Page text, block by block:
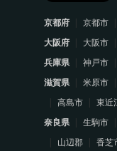
京都府 京都市
大阪府
大阪市
兵庫県
神戸市
滋賀県
米原市
高島市
東近
奈良県
生駒市
山辺郡
香芝